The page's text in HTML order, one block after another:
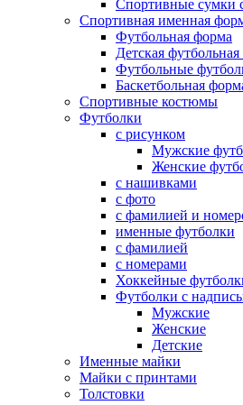
Спортивные сумки
Спортивная именная
Футбольная форма
Детская
Футбольные
Баскетбольная
Спортивные костюмы
Футболки
с рисунком
Мужские
Женские
с нашивками
с фото
с фамилией и
именные футболки
с фамилией
с номерами
Хоккейные
Футболки с
Мужские
Женские
Детские
Именные майки
Майки с принтами
Толстовки